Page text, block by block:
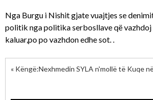
Nga Burgu i Nishit gjate vuajtjes se
politik nga politika serbosllave që vazhdoj
kaluar,po po vazhdon edhe sot. .
« Këngë:Nexhmedin SYLA n'mollë të Kuqe